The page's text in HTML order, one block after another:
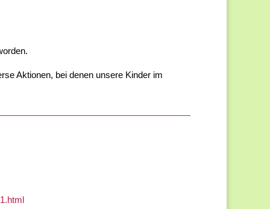
Aktionen, bei denen unsere Kinder im